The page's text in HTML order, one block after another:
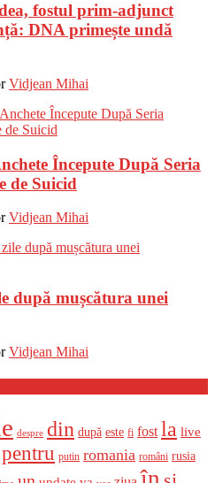
fostul prim-adjunct
DNA primește undă
Vidjean Mihai
Începute După Seria
de Suicid
Vidjean Mihai
după mușcătura unei
Vidjean Mihai
despre din după este fi fost la live
pentru putin romania români rusia